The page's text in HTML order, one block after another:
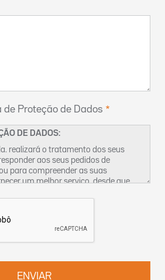
de Proteção de Dados
DE DADOS:
realizará o tratamento dos seus
aos seus pedidos de
para compreender as suas
um melhor serviço, desde que
os seus direitos na nossa
contactar-nos pelo